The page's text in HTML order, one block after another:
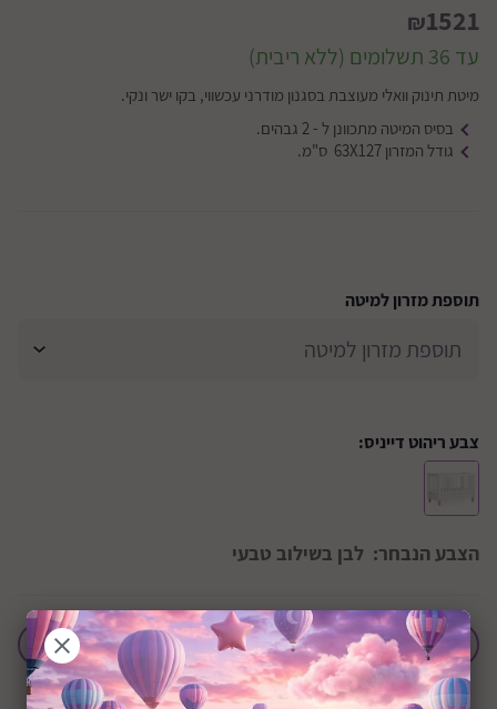
₪1521
עד 36 תשלומים (ללא ריבית)
מיטת תינוק וואלי מעוצבת בסגנון מודרני עכשווי, בקו ישר ונקי.
בסיס המיטה מתכוונן ל - 2 גבהים.
גודל המזרון 63X127 ס"מ.
תוספת מזרון למיטה
צבע ריהוט דייניס:
הצבע הנבחר: לבן בשילוב טבעי
הוסף לחבילת לידה